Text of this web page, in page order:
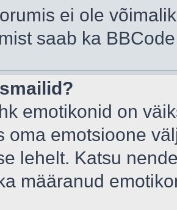
ei ole
saab ka
emotikonid on
oma emotsioone
lehelt. Katsu
määranud